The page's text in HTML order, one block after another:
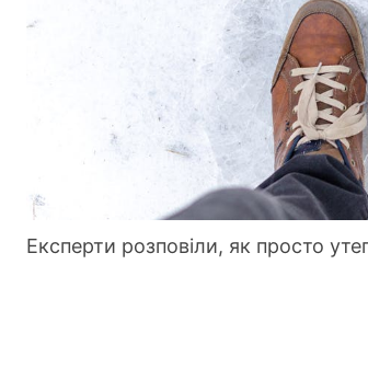
Експерти розповіли, як просто